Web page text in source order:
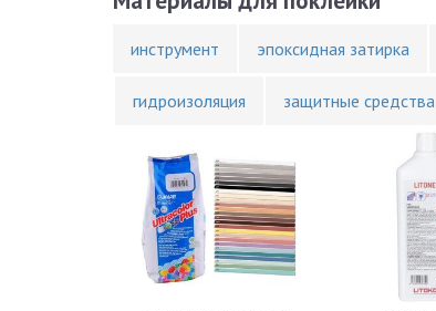
инструмент эпоксидная затирка
гидроизоляция защитные средства